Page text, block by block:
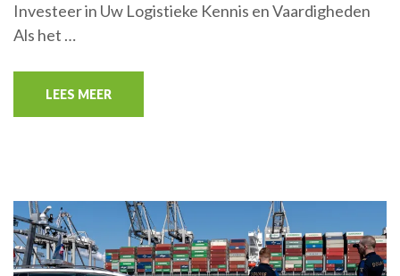
Investeer in Uw Logistieke Kennis en Vaardigheden
Als het …
LEES MEER